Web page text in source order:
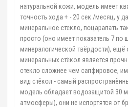
натуральной кожи, модель имеет
точность хода + - 20 сек./месяц, у
минеральное стекло, поцарапать
просто (оно имеет показатель 7 по
минералогической твёрдости),
минеральных стёкол является
стекло сложнее чем сапфировое,
вид стёкол - самый
модель обладает водозащитой 30
атмосферы), они не испортятся от